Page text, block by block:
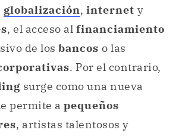
globalización, internet y
, el acceso al financiamiento
de los bancos o las
. Por el contrario,
surge como una nueva
permite a pequeños
, artistas talentosos y